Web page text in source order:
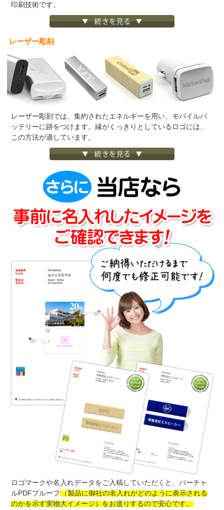
印刷技術です。
レーザー彫刻
レーザー彫刻では、集約されたエネルギーを用い、モバイルバ
ッテリーに跡をつけます。縁がくっきりとしているロゴには、
この方法が適しています。
ロゴマークや名入れデータをご入稿していただくと、バーチャ
ルPDFプルーフ（製品に御社の名入れがどのように表示される
のかを示す実物大イメージ）をお送りするので安心です。